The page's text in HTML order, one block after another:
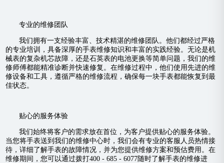
专业的维修团队
我们拥有一支经验丰富、技术精湛的维修团队。他们都经过严格
的专业培训，具备深厚的手表维修知识和丰富的实践经验。无论是机
械表的复杂机芯故障，还是石英表的电池更换等简单问题，我们的维
修师傅都能精准诊断并快速修复。在维修过程中，他们使用先进的维
修设备和工具，遵循严格的维修流程，确保每一块手表都能恢复到最
佳状态。
贴心的服务体验
我们始终将客户的需求放在首位，为客户提供贴心的服务体验。
当您将手表送到我们的维修中心时，我们会有专业的客服人员热情接
待，详细了解手表的故障情况，并为您提供维修方案和预估费用。在
维修期间，您可以通过拨打400 - 685 - 6077随时了解手表的维修进